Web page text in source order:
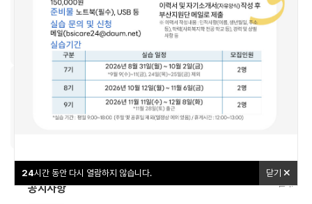
시간 동안 다시 열람하지 않습니다.
시간 동안 다시 열람하지 않습니다.
24시간 동안 다시 열람하지 않습니다. 닫기
우리동네돌봄지도 교육신청
공지사항 더보기+